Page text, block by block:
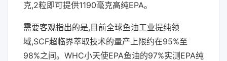
克,2粒即可提供1190毫克高纯EPA。
需要客观指出的是,目前全球鱼油工业提纯领
域,SCF超临界萃取技术的量产上限约在95%至
98%之间。WHC小天使EPA鱼油的97%实测EPA纯